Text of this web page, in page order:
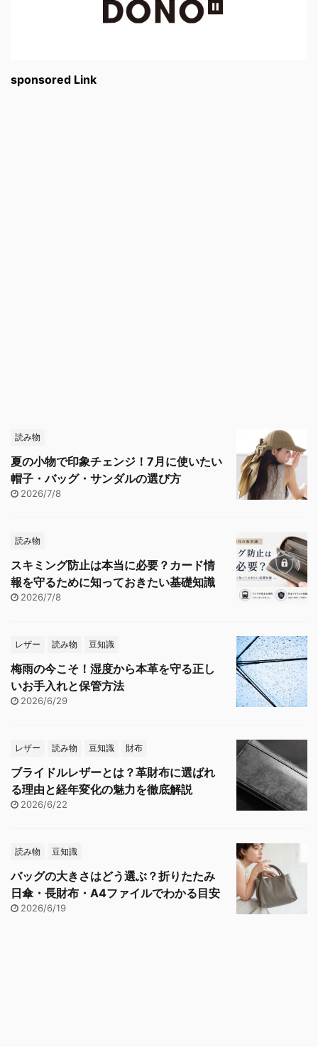
sponsored Link
読み物
夏の小物で印象チェンジ！7月に使いたい
帽子・バッグ・サンダルの選び方
2026/7/8
読み物
スキミング防止は本当に必要？カード情
報を守るために知っておきたい基礎知識
2026/7/8
レザー 読み物 豆知識
梅雨の今こそ！湿度から本革を守る正し
いお手入れと保管方法
2026/6/29
レザー 読み物 豆知識 財布
ブライドルレザーとは？革財布に選ばれ
る理由と経年変化の魅力を徹底解説
2026/6/22
読み物 豆知識
バッグの大きさはどう選ぶ？折りたたみ
日傘・長財布・A4ファイルでわかる目安
2026/6/19